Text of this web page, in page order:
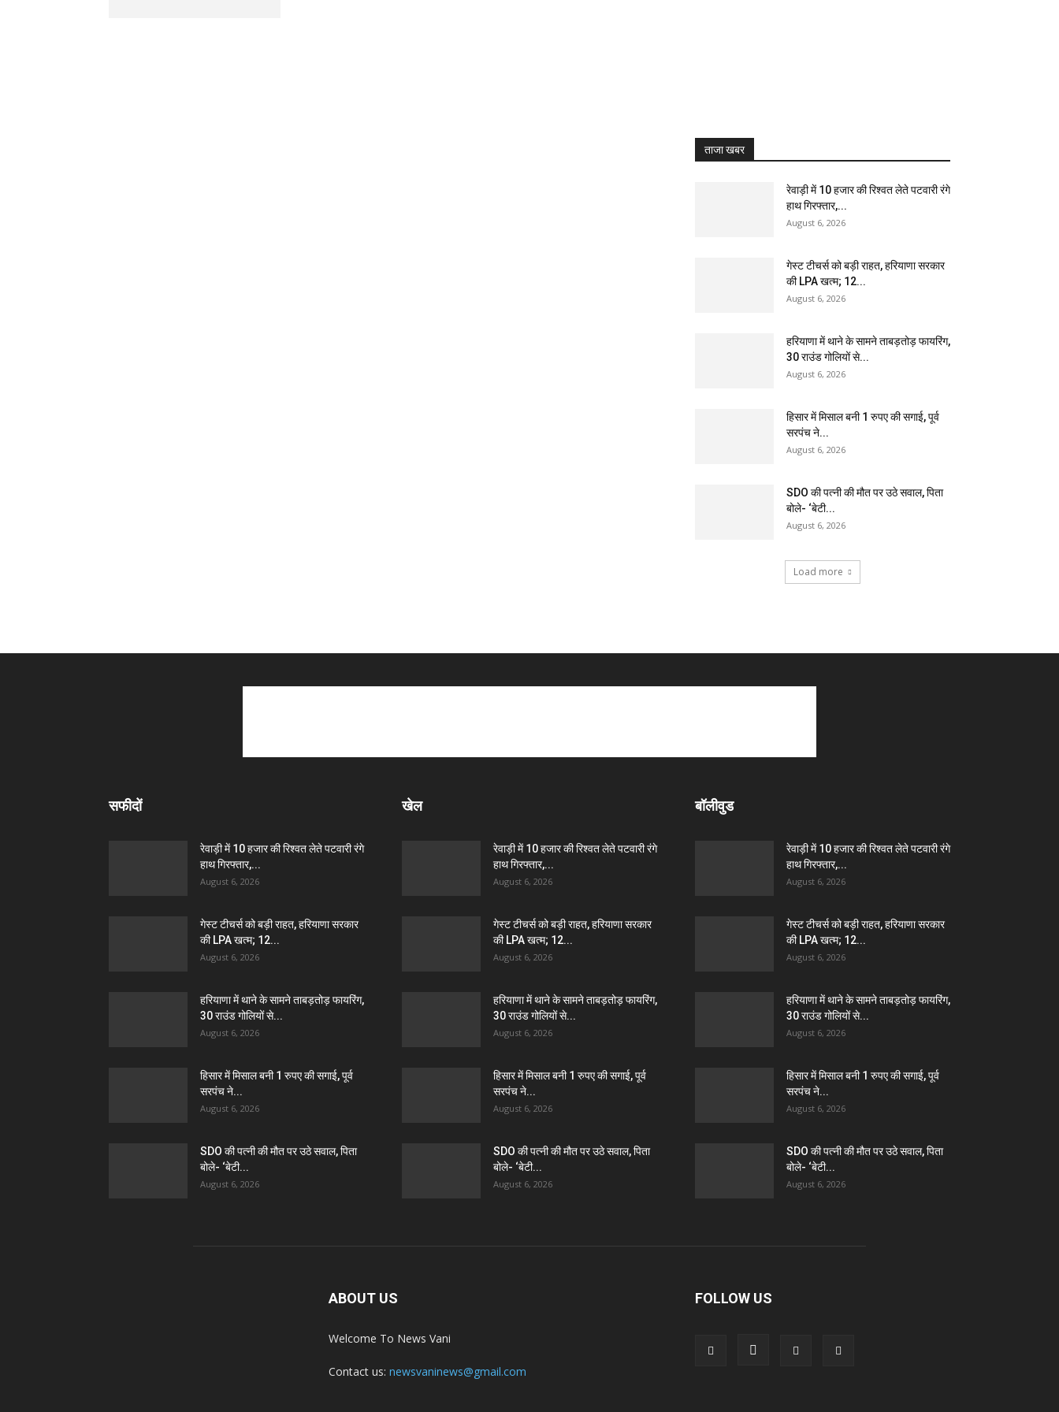
ताजा खबर
रेवाड़ी में 10 हजार की रिश्वत लेते पटवारी रंगे
हाथ गिरफ्तार,...
August 6, 2026
गेस्ट टीचर्स को बड़ी राहत, हरियाणा सरकार
की LPA खत्म; 12...
August 6, 2026
हरियाणा में थाने के सामने ताबड़तोड़ फायरिंग,
30 राउंड गोलियों से...
August 6, 2026
हिसार में मिसाल बनी 1 रुपए की सगाई, पूर्व
सरपंच ने...
August 6, 2026
SDO की पत्नी की मौत पर उठे सवाल, पिता
बोले- ‘बेटी...
August 6, 2026
Load more
सफीदों
रेवाड़ी में 10 हजार की रिश्वत लेते पटवारी रंगे
हाथ गिरफ्तार,...
August 6, 2026
गेस्ट टीचर्स को बड़ी राहत, हरियाणा सरकार
की LPA खत्म; 12...
August 6, 2026
हरियाणा में थाने के सामने ताबड़तोड़ फायरिंग,
30 राउंड गोलियों से...
August 6, 2026
हिसार में मिसाल बनी 1 रुपए की सगाई, पूर्व
सरपंच ने...
August 6, 2026
SDO की पत्नी की मौत पर उठे सवाल, पिता
बोले- ‘बेटी...
August 6, 2026
खेल
रेवाड़ी में 10 हजार की रिश्वत लेते पटवारी रंगे
हाथ गिरफ्तार,...
August 6, 2026
गेस्ट टीचर्स को बड़ी राहत, हरियाणा सरकार
की LPA खत्म; 12...
August 6, 2026
हरियाणा में थाने के सामने ताबड़तोड़ फायरिंग,
30 राउंड गोलियों से...
August 6, 2026
हिसार में मिसाल बनी 1 रुपए की सगाई, पूर्व
सरपंच ने...
August 6, 2026
SDO की पत्नी की मौत पर उठे सवाल, पिता
बोले- ‘बेटी...
August 6, 2026
बॉलीवुड
रेवाड़ी में 10 हजार की रिश्वत लेते पटवारी रंगे
हाथ गिरफ्तार,...
August 6, 2026
गेस्ट टीचर्स को बड़ी राहत, हरियाणा सरकार
की LPA खत्म; 12...
August 6, 2026
हरियाणा में थाने के सामने ताबड़तोड़ फायरिंग,
30 राउंड गोलियों से...
August 6, 2026
हिसार में मिसाल बनी 1 रुपए की सगाई, पूर्व
सरपंच ने...
August 6, 2026
SDO की पत्नी की मौत पर उठे सवाल, पिता
बोले- ‘बेटी...
August 6, 2026
ABOUT US
Welcome To News Vani
Contact us: newsvaninews@gmail.com
FOLLOW US